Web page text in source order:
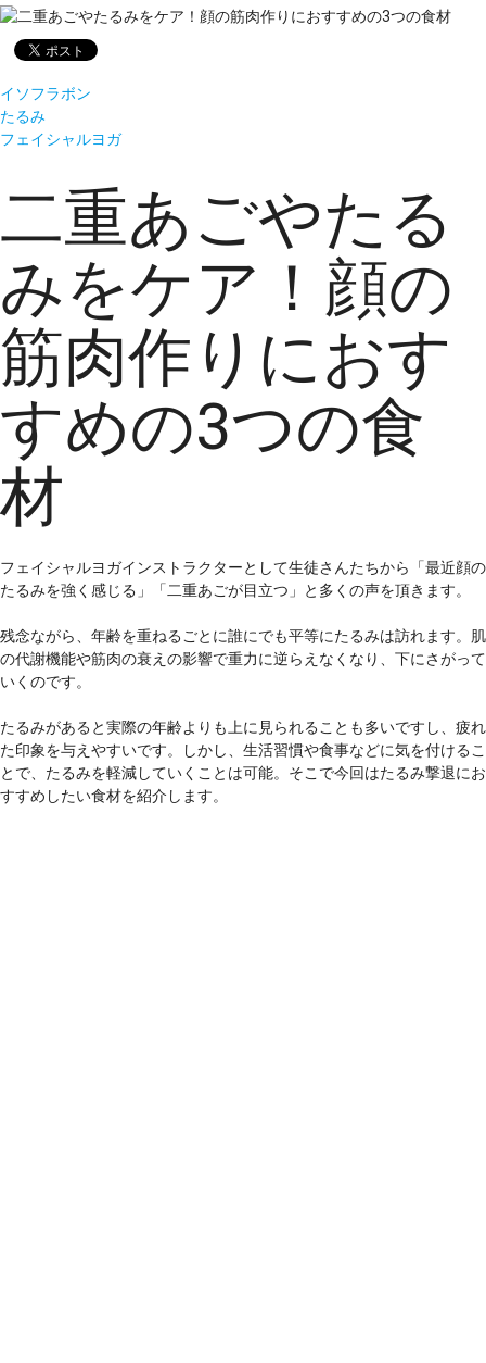
イソフラボン
たるみ
フェイシャルヨガ
二重あごやたる
みをケア！顔の
筋肉作りにおす
すめの3つの食
材
フェイシャルヨガインストラクターとして生徒さんたちから「最近顔の
たるみを強く感じる」「二重あごが目立つ」と多くの声を頂きます。
残念ながら、年齢を重ねるごとに誰にでも平等にたるみは訪れます。肌
の代謝機能や筋肉の衰えの影響で重力に逆らえなくなり、下にさがって
いくのです。
たるみがあると実際の年齢よりも上に見られることも多いですし、疲れ
た印象を与えやすいです。しかし、生活習慣や食事などに気を付けるこ
とで、たるみを軽減していくことは可能。そこで今回はたるみ撃退にお
すすめしたい食材を紹介します。